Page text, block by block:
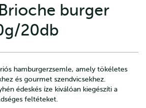
burger
20db
hamburgerzsemle, amely tökéletes
és gourmet szendvicsekhez.
édeskés íze kiválóan kiegészíti a
feltéteket.